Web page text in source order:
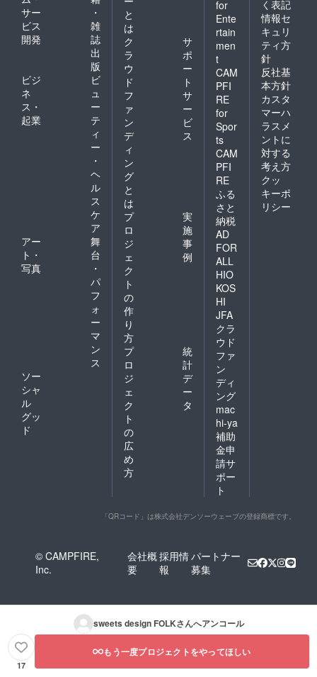
サー
ビス
開発
・
雑
誌
出
版
ビジ
ネ
ス・
起業
ビ
ュ
ー
テ
ィ
ー
・
ヘ
ル
ス
ケ
ア
アー
ト・
写真
舞
台
・
パ
フ
ォ
ー
マ
ン
ス
ソー
シャ
ル
グッ
ド
と
は
ク
ラ
ウ
ド
フ
ァ
ン
デ
ィ
ン
グ
と
は
サ
ポ
ー
ト
サ
ー
ビ
ス
プ
ロ
ジ
ェ
ク
ト
の
作
り
方
実
施
事
例
プ
ロ
ジ
ェ
ク
ト
の
広
め
方
統
計
デ
ー
タ
for
Ente
rtain
men
t
CAM
PFI
RE
for
Spor
ts
CAM
PFI
RE
ふる
さと
納税
AD
FOR
ALL
HIO
KOS
HI
JFA
クラ
ウド
ファ
ン
ディ
ング
mac
hi-ya
補助
金申
請サ
ポー
ト
く表記
情報セ
キュリ
ティ方
針
反社基
本方針
カスタ
マーハ
ラスメ
ントに
対する
考え方
クッ
キーポ
リシー
「QRコード」は株式会社デンソーウェーブの登録商標です。
© CAMPFIRE,
Inc.
会社概
要
採用情
報
パートナー
募集
sweets design FOLKさんへアンコール
17
もう一度プロジェクトをやってほしい